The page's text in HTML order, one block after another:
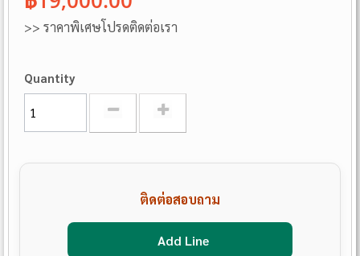
>> ราคาพิเศษโปรดติดต่อเรา
Quantity
ติดต่อสอบถาม
Add Line